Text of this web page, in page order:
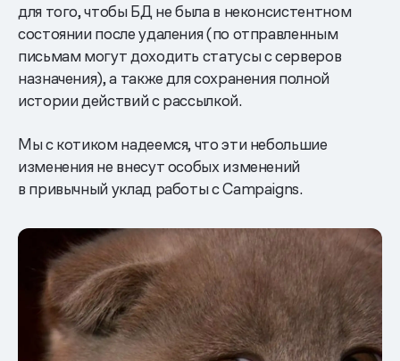
для того, чтобы БД не была в неконсистентном
состоянии после удаления (по отправленным
письмам могут доходить статусы с серверов
назначения), а также для сохранения полной
истории действий с рассылкой.
Мы с котиком надеемся, что эти небольшие
изменения не внесут особых изменений
в привычный уклад работы с Campaigns.